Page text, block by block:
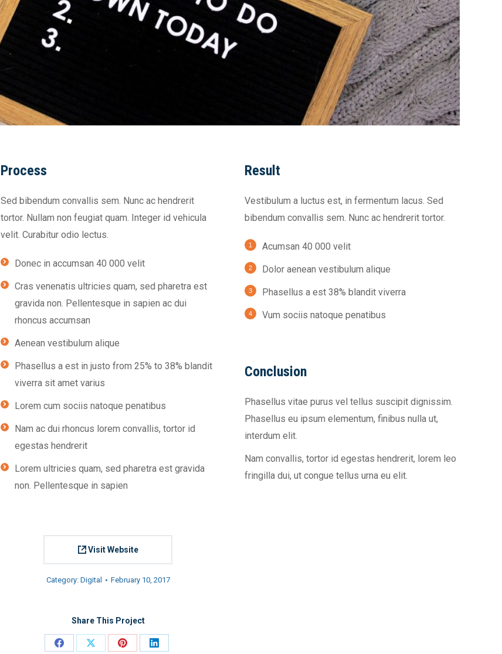
Process
Sed bibendum convallis sem. Nunc ac hendrerit
tortor. Nullam non feugiat quam. Integer id vehicula
velit. Curabitur odio lectus.
Donec in accumsan 40 000 velit
Cras venenatis ultricies quam, sed pharetra est
gravida non. Pellentesque in sapien ac dui
rhoncus accumsan
Aenean vestibulum alique
Phasellus a est in justo from 25% to 38% blandit
viverra sit amet varius
Lorem cum sociis natoque penatibus
Nam ac dui rhoncus lorem convallis, tortor id
egestas hendrerit
Lorem ultricies quam, sed pharetra est gravida
non. Pellentesque in sapien
Result
Vestibulum a luctus est, in fermentum lacus. Sed
bibendum convallis sem. Nunc ac hendrerit tortor.
Acumsan 40 000 velit
Dolor aenean vestibulum alique
Phasellus a est 38% blandit viverra
Vum sociis natoque penatibus
Conclusion
Phasellus vitae purus vel tellus suscipit dignissim.
Phasellus eu ipsum elementum, finibus nulla ut,
interdum elit.
Nam convallis, tortor id egestas hendrerit, lorem leo
fringilla dui, ut congue tellus urna eu elit.
Visit Website
Category: Digital February 10, 2017
Share This Project
Share Share Share Share